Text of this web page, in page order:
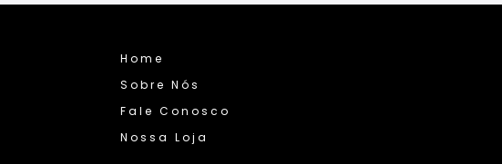
Home
Sobre Nós
Fale Conosco
Nossa Loja